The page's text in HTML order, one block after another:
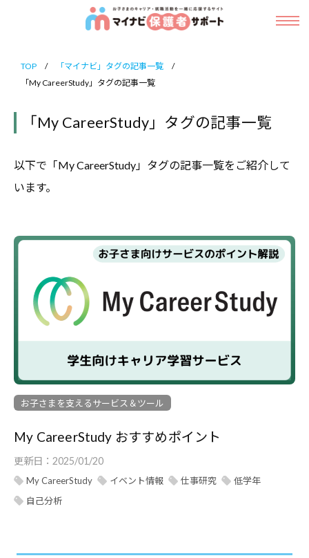
イ
ナ
保
ト
子
さ
の
ャ
就
活
動
一
に
援
す
る
メ
TOP / 「マイナビ」タグの記事一覧
/
「My CareerStudy」タグの記事一覧
「My CareerStudy」タグの記事一覧
以下で「My CareerStudy」タグの記事一覧をご紹介して
います。
お子さまを支えるサービス＆ツール
My CareerStudy おすすめポイント
更新日： 2025/01/20
My CareerStudy イベント情報 仕事研究
低学年
自己分析
イ
ナ
保
護
サ
ト
ュ
ー